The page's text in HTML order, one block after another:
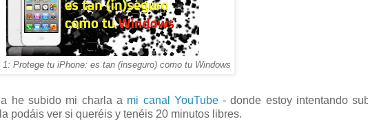
1: Protege tu iPhone: es tan (inseguro) como tu Windows
he subido mi charla a mi canal YouTube- donde estoy intentando
podáis ver si queréis y tenéis 20 minutos libres.